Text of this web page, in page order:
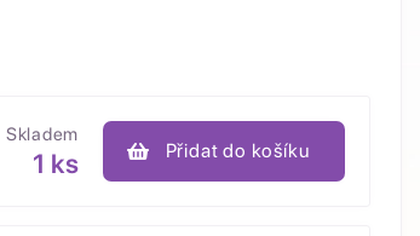
Skladem
1 ks Přidat do košíku